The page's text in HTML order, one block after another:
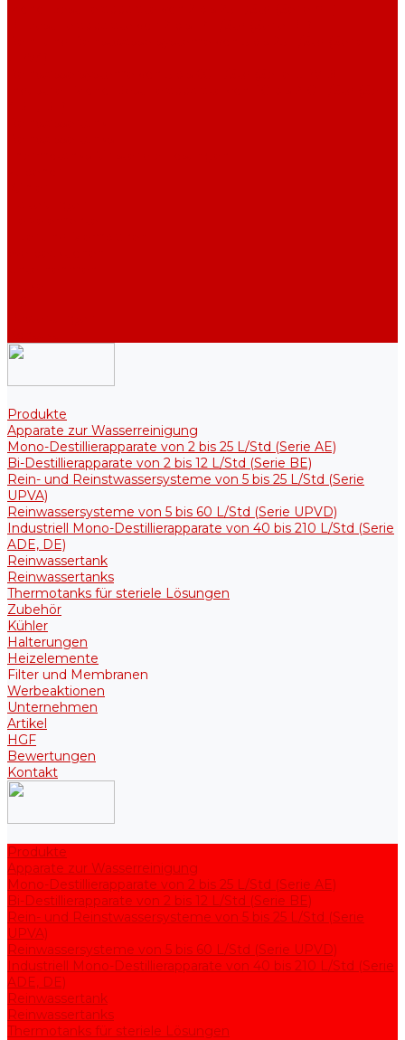
Produkte
Apparate zur Wasserreinigung
Mono-Destillierapparate von 2 bis 25 L/Std (Serie AE)
Bi-Destillierapparate von 2 bis 12 L/Std (Serie BE)
Rein- und Reinstwassersysteme von 5 bis 25 L/Std (Serie
UPVA)
Reinwassersysteme von 5 bis 60 L/Std (Serie UPVD)
Industriell Mono-Destillierapparate von 40 bis 210 L/Std (Serie
ADE, DE)
Reinwassertank
Reinwassertanks
Thermotanks für steriele Lösungen
Zubehör
Kühler
Halterungen
Heizelemente
Filter und Membranen
Werbeaktionen
Unternehmen
Artikel
HGF
Bewertungen
Kontakt
Produkte
Apparate zur Wasserreinigung
Mono-Destillierapparate von 2 bis 25 L/Std (Serie AE)
Bi-Destillierapparate von 2 bis 12 L/Std (Serie BE)
Rein- und Reinstwassersysteme von 5 bis 25 L/Std (Serie
UPVA)
Reinwassersysteme von 5 bis 60 L/Std (Serie UPVD)
Industriell Mono-Destillierapparate von 40 bis 210 L/Std (Serie
ADE, DE)
Reinwassertank
Reinwassertanks
Thermotanks für steriele Lösungen